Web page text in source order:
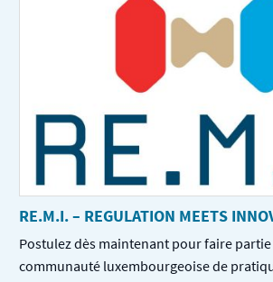
RE.M.I. – REGULATION MEETS
Postulez dès maintenant pour faire partie
communauté luxembourgeoise de